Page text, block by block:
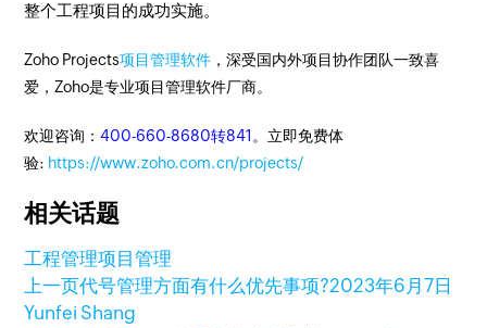
整个工程项目的成功实施。
Zoho Projects项目管理软件 ，深受国内外项目协作团队一致喜
爱，Zoho是专业项目管理软件厂商。
欢迎咨询：400-660-8680转841 。立即免费体
验: https://www.zoho.com.cn/projects/
相关话题
工程管理项目管理
上一页代号管理方面有什么优先事项?2023年6月7日
Yunfei Shang